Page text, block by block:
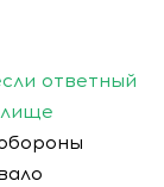
ответный